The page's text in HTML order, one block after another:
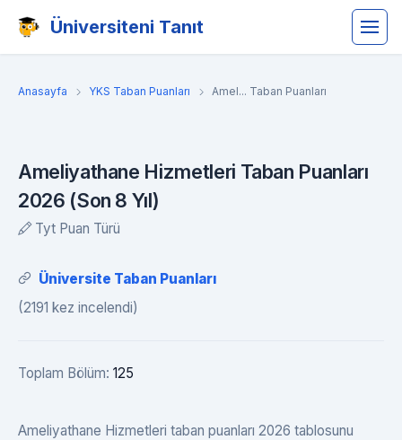
Üniversiteni Tanıt
Anasayfa YKS Taban Puanları Amel... Taban Puanları
Ameliyathane Hizmetleri Taban Puanları
2026 (Son 8 Yıl)
Tyt Puan Türü
Üniversite Taban Puanları
(2191 kez incelendi)
Toplam Bölüm: 125
Ameliyathane Hizmetleri taban puanları 2026 tablosunu